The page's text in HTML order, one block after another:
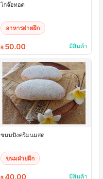
ไก่จ๊อทอด
อาหารฝ่ายฝึก
฿ 50.00 มีสินค้า
ขนมปังครีมนมสด
ขนมฝ่ายฝึก
฿ 40.00 มีสินค้า